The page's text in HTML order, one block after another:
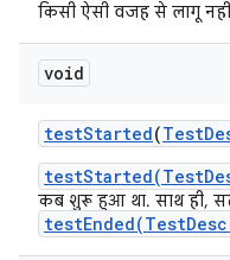
किसी ऐसी वजह से लागू नहीं
void
testStarted(Test
कब शुरू हुआ था. साथ ही,